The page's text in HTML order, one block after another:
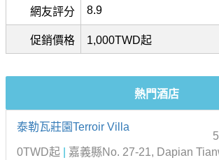
網友評分 8.9
促銷價格 1,000TWD起
熱門酒店
泰勒瓦莊園Terroir Villa
0TWD起
嘉義縣No. 27-21, Dapian